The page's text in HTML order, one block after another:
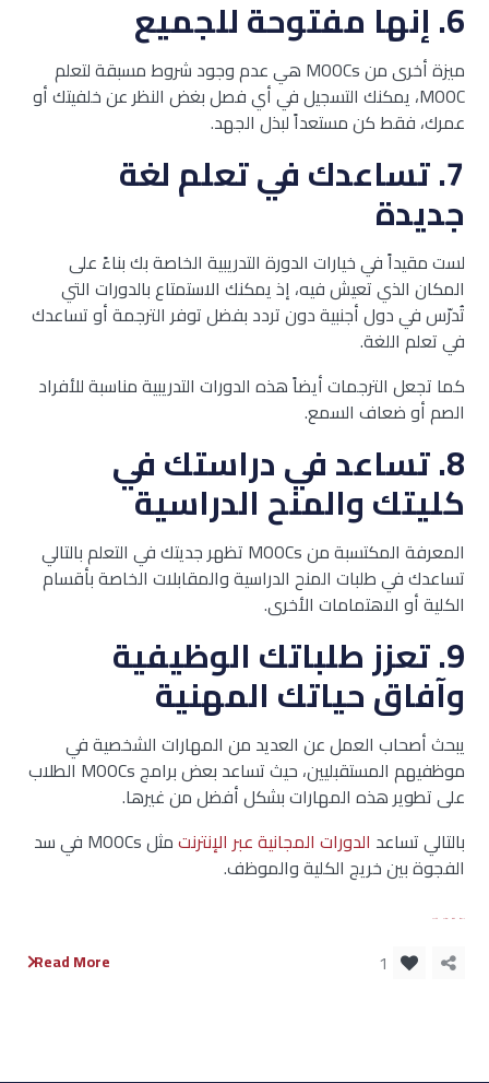
6. إنها مفتوحة للجميع
ميزة أخرى من MOOCs هي عدم وجود شروط مسبقة لتعلم
MOOC، يمكنك التسجيل في أي فصل بغض النظر عن خلفيتك أو
عمرك، فقط كن مستعداً لبذل الجهد.
7. تساعدك في تعلم لغة
جديدة
لست مقيداً في خيارات الدورة التدريبية الخاصة بك بناءً على
المكان الذي تعيش فيه، إذ يمكنك الاستمتاع بالدورات التي
تُدرّس في دول أجنبية دون تردد بفضل توفر الترجمة أو تساعدك
في تعلم اللغة.
كما تجعل الترجمات أيضاً هذه الدورات التدريبية مناسبة للأفراد
الصم أو ضعاف السمع.
8. تساعد في دراستك في
كليتك والمنح الدراسية
المعرفة المكتسبة من MOOCs تظهر جديتك في التعلم بالتالي
تساعدك في طلبات المنح الدراسية والمقابلات الخاصة بأقسام
الكلية أو الاهتمامات الأخرى.
9. تعزز طلباتك الوظيفية
وآفاق حياتك المهنية
يبحث أصحاب العمل عن العديد من المهارات الشخصية في
موظفيهم المستقبليين، حيث تساعد بعض برامج MOOCs الطلاب
على تطوير هذه المهارات بشكل أفضل من غيرها.
بالتالي تساعد الدورات المجانية عبر الإنترنت
مثل MOOCs في سد
الفجوة بين خريج الكلية والموظف.
Read More 1